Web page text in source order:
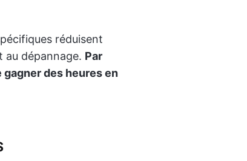
réduisent
au dépannage. Par
des heures en